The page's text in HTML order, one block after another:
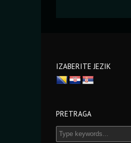
IZABERITE JEZIK
PRETRAGA